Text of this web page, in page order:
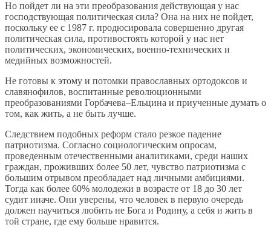
Но пойдет ли на эти преобразования действующая у нас
господствующая политическая сила? Она на них не пойдет,
поскольку ее с 1987 г. продюсировала совершенно другая
политическая сила, противостоять которой у нас нет
политических, экономических, военно-технических и
медийных возможностей.
Не готовы к этому и потомки православных ортодоксов и
славянофилов, воспитанные революционными
преобразованиями Горбачева–Ельцина и приученные думать о
том, как жить, а не быть лучше.
Следствием подобных реформ стало резкое падение
патриотизма. Согласно социологическим опросам,
проведенным отечественными аналитиками, среди наших
граждан, проживших более 50 лет, чувство патриотизма с
большим отрывом преобладает над личными амбициями.
Тогда как более 60% молодежи в возрасте от 18 до 30 лет
судит иначе. Они уверены, что человек в первую очередь
должен научиться любить не Бога и Родину, а себя и жить в
той стране, где ему больше нравится.